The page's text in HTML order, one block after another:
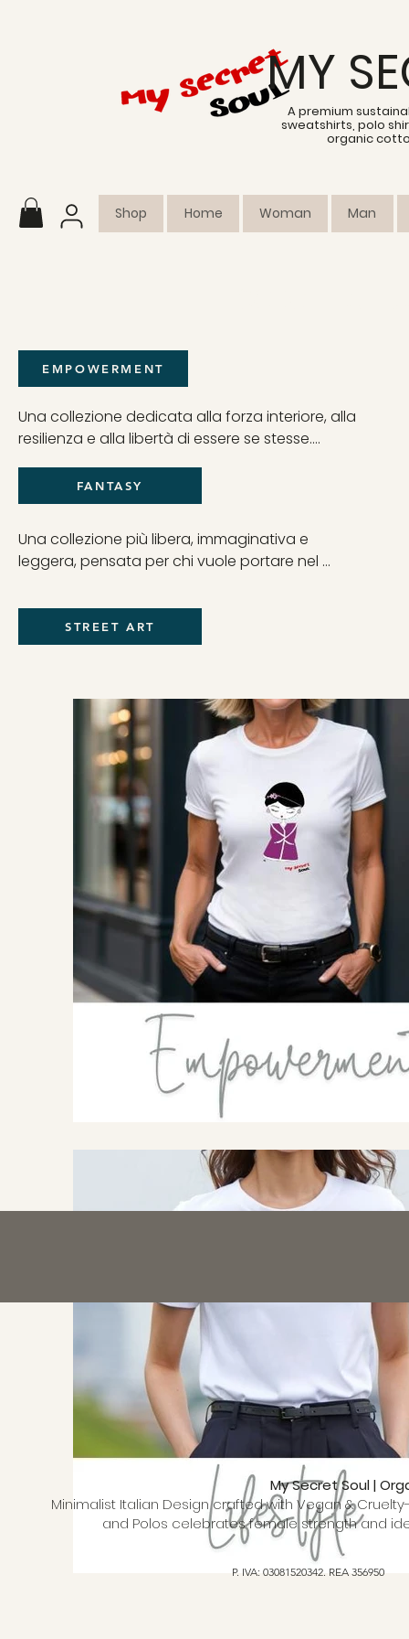
MY
A premium
sweatshirts, polo
organic
Shop Home Woman Man
EMPOWERMENT
Una collezione dedicata alla forza interiore, alla
resilienza e alla libertà di essere se stesse.
vuole indossare un messaggio di
consapevolezza e carattere.
FANTASY
Una collezione più libera, immaginativa e
leggera, pensata per chi vuole portare nel
STREET ART
My Secret Soul |
Minimalist Italian Design crafted with Vegan &
and Polos celebrates female strength and
P. IVA: 03081520342. REA 356950